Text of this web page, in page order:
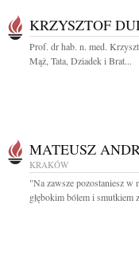
KRZYSZTOF
Prof. dr hab. n. med.
Mąż, Tata, Dziadek i Brat...
MATEUSZ
KRAKÓW
"Na zawsze pozostaniesz w
głębokim bólem i smutkiem